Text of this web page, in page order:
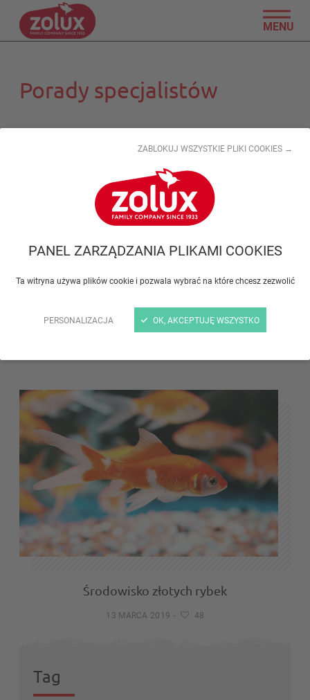
PANEL ZARZĄDZANIA PLIKAMI COOKIES
Ta witryna używa plików cookie i pozwala wybrać na które chcesz zezwolić
PERSONALIZACJA
ZABLOKUJ WSZYSTKIE PLIKI COOKIES →
OK, AKCEPTUJĘ WSZYSTKO
MENU
Porady specjalistów
Co to jest paludarium?
Środowisko złotych rybek
13 MARCA 2019 - 48
Tag